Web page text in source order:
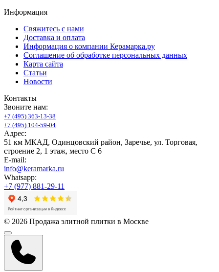
Информация
Свяжитесь с нами
Доставка и оплата
Информация о компании Керамарка.ру
Соглашение об обработке персональных данных
Карта сайта
Статьи
Новости
Контакты
Звоните нам:
+7 (495) 363-1 3-38
+7 (495) 1 04-59-04
Адрес:
51 км МКАД, Одинцовский район, Заречье, ул. Торговая,
строение 2, 1 этаж, место С 6
E-mail:
info@keramarka.ru
Whatsapp:
+7 (977) 881-29-11
© 2026 Продажа элитной плитки в Москве